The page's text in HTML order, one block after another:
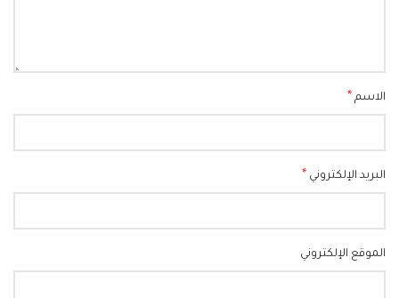
الاسم *
البريد الإلكتروني *
الموقع الإلكتروني